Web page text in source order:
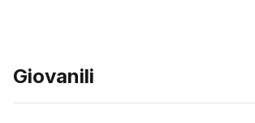
Giovanili